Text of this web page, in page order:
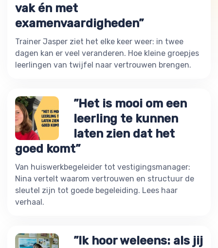
vak én met
examenvaardigheden”
Trainer Jasper ziet het elke keer weer: in twee
dagen kan er veel veranderen. Hoe kleine groepjes
leerlingen van twijfel naar vertrouwen brengen.
”Het is mooi om een
leerling te kunnen
laten zien dat het
goed komt”
Van huiswerkbegeleider tot vestigingsmanager:
Nina vertelt waarom vertrouwen en structuur de
sleutel zijn tot goede begeleiding. Lees haar
verhaal.
”Ik hoor weleens: als jij